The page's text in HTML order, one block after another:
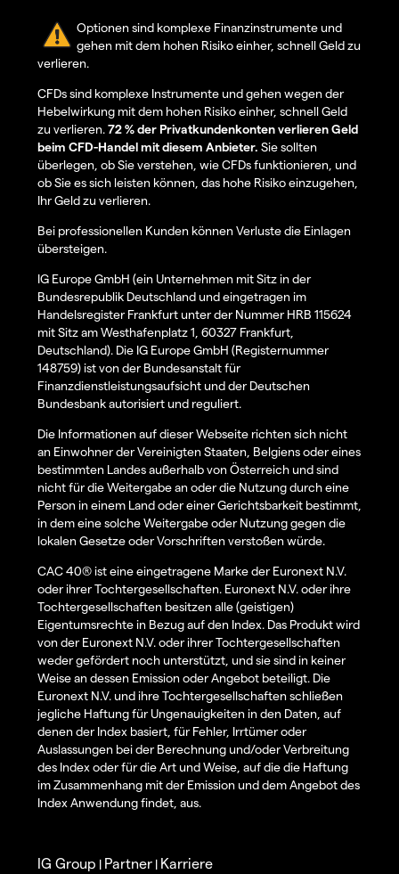
Optionen sind komplexe Finanzinstrumente und
gehen mit dem hohen Risiko einher, schnell Geld zu
verlieren.
CFDs sind komplexe Instrumente und gehen wegen der
Hebelwirkung mit dem hohen Risiko einher, schnell Geld
zu verlieren.72 % der Privatkundenkonten verlieren Geld
beim CFD-Handel mit diesem Anbieter. Sie sollten
überlegen, ob Sie verstehen, wie CFDs funktionieren, und
ob Sie es sich leisten können, das hohe Risiko einzugehen,
Ihr Geld zu verlieren.
Bei professionellen Kunden können Verluste die Einlagen
übersteigen.
IG Europe GmbH (ein Unternehmen mit Sitz in der
Bundesrepublik Deutschland und eingetragen im
Handelsregister Frankfurt unter der Nummer HRB 115624
mit Sitz am Westhafenplatz 1, 60327 Frankfurt,
Deutschland). Die IG Europe GmbH (Registernummer
148759) ist von der Bundesanstalt für
Finanzdienstleistungsaufsicht und der Deutschen
Bundesbank autorisiert und reguliert.
Die Informationen auf dieser Webseite richten sich nicht
an Einwohner der Vereinigten Staaten, Belgiens oder eines
bestimmten Landes außerhalb von Österreich und sind
nicht für die Weitergabe an oder die Nutzung durch eine
Person in einem Land oder einer Gerichtsbarkeit bestimmt,
in dem eine solche Weitergabe oder Nutzung gegen die
lokalen Gesetze oder Vorschriften verstoßen würde.
CAC 40® ist eine eingetragene Marke der Euronext N.V.
oder ihrer Tochtergesellschaften. Euronext N.V. oder ihre
Tochtergesellschaften besitzen alle (geistigen)
Eigentumsrechte in Bezug auf den Index. Das Produkt wird
von der Euronext N.V. oder ihrer Tochtergesellschaften
weder gefördert noch unterstützt, und sie sind in keiner
Weise an dessen Emission oder Angebot beteiligt. Die
Euronext N.V. und ihre Tochtergesellschaften schließen
jegliche Haftung für Ungenauigkeiten in den Daten, auf
denen der Index basiert, für Fehler, Irrtümer oder
Auslassungen bei der Berechnung und/oder Verbreitung
des Index oder für die Art und Weise, auf die die Haftung
im Zusammenhang mit der Emission und dem Angebot des
Index Anwendung findet, aus.
IG Group | Partner | Karriere